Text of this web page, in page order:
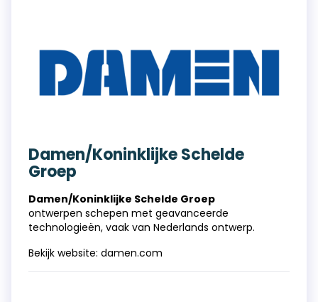
Damen/Koninklijke Schelde
Groep
Damen/Koninklijke Schelde Groep
ontwerpen schepen met geavanceerde
technologieën, vaak van Nederlands ontwerp.
Bekijk website: damen.com